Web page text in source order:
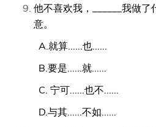
他不喜欢我，______我做了
意。
A.就算......也......
B.要是......就......
C. 宁可......也不......
D.与其......不如......